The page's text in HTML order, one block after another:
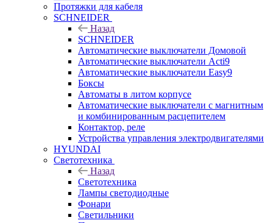
Протяжки для кабеля
SCHNEIDER
Назад
SCHNEIDER
Автоматические выключатели Домовой
Автоматические выключатели Acti9
Автоматические выключатели Easy9
Боксы
Автоматы в литом корпусе
Автоматические выключатели с магнитным
и комбинированным расцепителем
Контактор, реле
Устройства управления электродвигателями
HYUNDAI
Светотехника
Назад
Светотехника
Лампы светодиодные
Фонари
Светильники